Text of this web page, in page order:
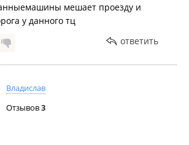
мешает проезду и
у данного тц
ответить
Владислав
Отзывов3